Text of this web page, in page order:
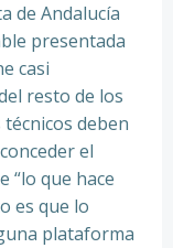
de Andalucía
presentada
casi
resto de los
deben
el
“lo que hace
es que lo
plataforma